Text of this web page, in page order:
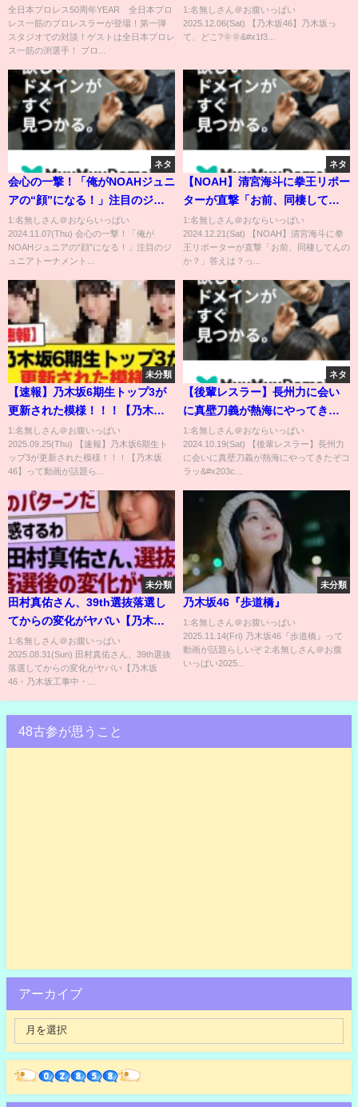
第1弾！渕選手がプロレスラーに
なろうと思ったきっかけ
は？！ そして茅ヶ崎との謎の
全日本プロレス50周年YEAR 全日本プロ
レス一筋のプロレスラーが登場！第一弾
スタジオでの対談！ゲストは全日本プロレ
ス一筋の渕選手！ プロ...
1:名無しさん＠お腹いっぱい
2025.12.06(Sat) 【乃木坂46】乃木坂っ
て、どこ?🌞🌞&#x1f3...
ネタ
会心の一撃！「俺がNOAHジュニ
アの“顔”になる！」注目のジュ
ニアトーナメントは大波乱！
11.2横浜大会ダイジェスト&試合
後コメント！＜11.6(水)後楽園チ
継＞
1:名無しさん＠おならいっぱい
2024.11.07(Thu) 会心の一撃！「俺が
NOAHジュニアの“顔”になる！」注目のジ
ュニアトーナメント...
ネタ
【NOAH】清宮海斗に拳王リポー
ターが直撃「お前、同棲してん
のか？」答えは？
1:名無しさん＠おならいっぱい
2024.12.21(Sat) 【NOAH】清宮海斗に拳
王リポーターが直撃「お前、同棲してんの
か？」答えは？っ...
未分類
【速報】乃木坂6期生トップ3が
更新された模様！！！【乃木坂
46】
1:名無しさん＠お腹いっぱい
2025.09.25(Thu) 【速報】乃木坂6期生ト
ップ3が更新された模様！！！【乃木坂
46】って動画が話題ら...
ネタ
【後輩レスラー】長州力に会い
に真壁刀義が熱海にやってきた
ぞコラッ‼
1:名無しさん＠おならいっぱい
2024.10.19(Sat) 【後輩レスラー】長州力
に会いに真壁刀義が熱海にやってきたぞコ
ラッ&#x203c...
未分類
田村真佑さん、39th選抜落選し
てからの変化がヤバい【乃木坂
46・乃木坂工事中・乃木坂配信
中】
1:名無しさん＠お腹いっぱい
2025.08.31(Sun) 田村真佑さん、39th選抜
落選してからの変化がヤバい【乃木坂
46・乃木坂工事中・...
未分類
乃木坂46『歩道橋』
1:名無しさん＠お腹いっぱい
2025.11.14(Fri) 乃木坂46『歩道橋』って
動画が話題らしいぞ 2:名無しさん＠お腹
いっぱい2025...
48古参が思うこと
アーカイブ